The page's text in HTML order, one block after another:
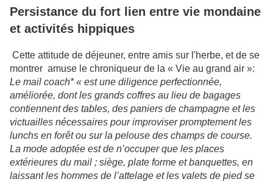
Persistance du fort lien entre vie mondaine
et activités hippiques
Cette attitude de déjeuner, entre amis sur l'herbe, et de se
montrer amuse le chroniqueur de la « Vie au grand air »:
Le mail coach* « est une diligence perfectionnée,
améliorée, dont les grands coffres au lieu de bagages
contiennent des tables, des paniers de champagne et les
victuailles nécessaires pour improviser promptement les
lunchs en forêt ou sur la pelouse des champs de course.
La mode adoptée est de n’occuper que les places
extérieures du mail ; siège, plate forme et banquettes, en
laissant les hommes de l’attelage et les valets de pied se